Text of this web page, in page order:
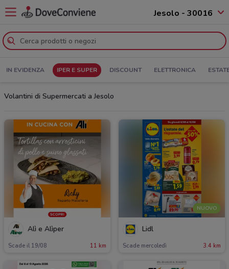
Jesolo - 30016
IN EVIDENZA IPER E SUPER DISCOUNT ELETTRONICA
Volantini di Supermercati a Jesolo
Alì e Alìper
Scade il 19/08 11 km
NUOVO
Lidl
Scade mercoledì 3.4 km